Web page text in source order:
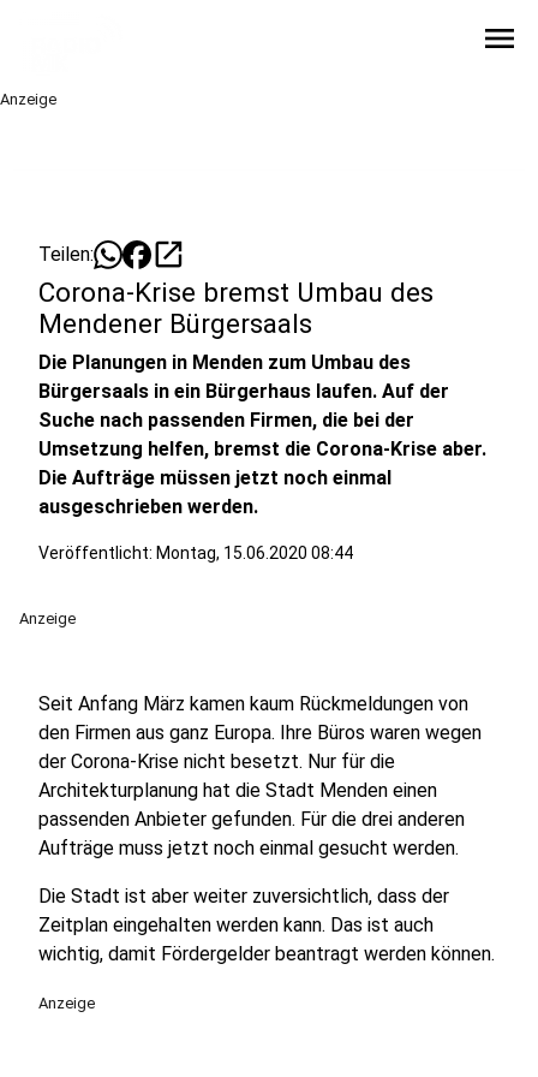
menu
Anzeige
Teilen: open_in_new
Corona-Krise bremst Umbau des
Mendener Bürgersaals
Die Planungen in Menden zum Umbau des
Bürgersaals in ein Bürgerhaus laufen. Auf der
Suche nach passenden Firmen, die bei der
Umsetzung helfen, bremst die Corona-Krise aber.
Die Aufträge müssen jetzt noch einmal
ausgeschrieben werden.
Veröffentlicht: Montag, 15.06.2020 08:44
Anzeige
Seit Anfang März kamen kaum Rückmeldungen von
den Firmen aus ganz Europa. Ihre Büros waren wegen
der Corona-Krise nicht besetzt. Nur für die
Architekturplanung hat die Stadt Menden einen
passenden Anbieter gefunden. Für die drei anderen
Aufträge muss jetzt noch einmal gesucht werden.
Die Stadt ist aber weiter zuversichtlich, dass der
Zeitplan eingehalten werden kann. Das ist auch
wichtig, damit Fördergelder beantragt werden können.
Anzeige